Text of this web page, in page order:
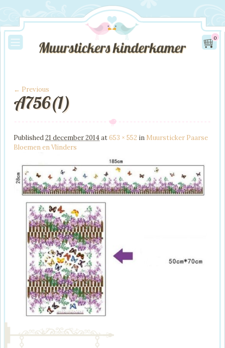
0
Image navigation
← Previous
A756(1)
Published21 december 2014at653 × 552 in Muursticker Paarse
Bloemen en Vlinders